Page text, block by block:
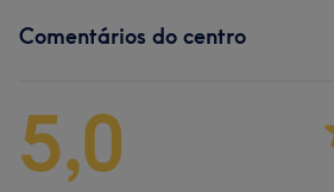
Comentários do centro
5,0